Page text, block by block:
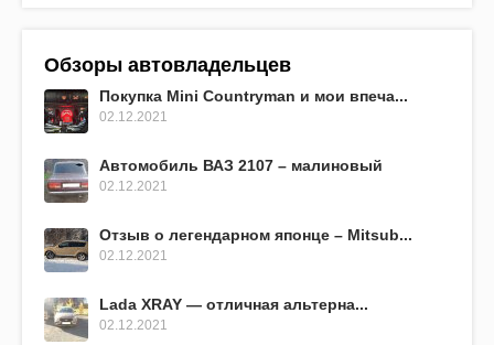
Обзоры автовладельцев
Покупка Mini Countryman и мои впеча...
02.12.2021
Автомобиль ВАЗ 2107 – малиновый
02.12.2021
Отзыв о легендарном японце – Mitsub...
02.12.2021
Lada XRAY — отличная альтерна...
02.12.2021